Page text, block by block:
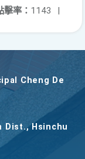
擊率： 1143 |
Cheng De
Dist., Hsinchu